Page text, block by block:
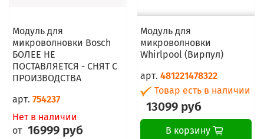
Модуль для
микроволновки Bosch
БОЛЕЕ НЕ
ПОСТАВЛЯЕТСЯ - СНЯТ С
ПРОИЗВОДСТВА
арт. 754237
Нет в наличии
от 16999 руб
Модуль для
микроволновки
Whirlpool (Вирпул)
арт. 481221478322
Товар есть в наличии
13099 руб
В корзину